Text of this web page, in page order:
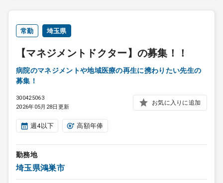
常勤 埼玉県
【マネジメントドクター】の募集！！
病院のマネジメントや地域医療の再生に携わりたい先生の
募集！
300425063
2026年05月28日更新
お気に入りに追加
週4以下 高額年俸
勤務地
埼玉県鴻巣市